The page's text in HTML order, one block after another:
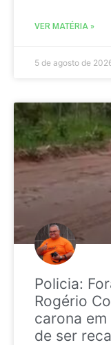
VER MATÉRIA »
5 de agosto de
Policia:
Rogério
carona
de ser